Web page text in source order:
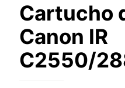
Cartucho
Canon IR
C2550/